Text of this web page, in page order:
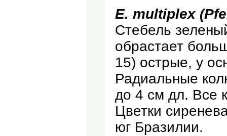
Е. multiplex
Стебель
обрастает
15) острые, у
Радиальные
до 4 см дл. Все
Цветки
юг Бразилии.